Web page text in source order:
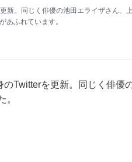
新。同じく俳優の池田エライザさん、
あふれています。
Twitterを更新。同じく俳優
。